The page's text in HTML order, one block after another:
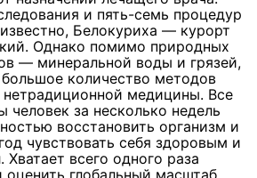
и пять-семь процедур
Белокуриха — курорт
Однако помимо природных
— минеральной воды и грязей,
большое количество методов
медицины. Все
человек за несколько недель
восстановить организм и
чувствовать себя здоровым и
всего одного раза